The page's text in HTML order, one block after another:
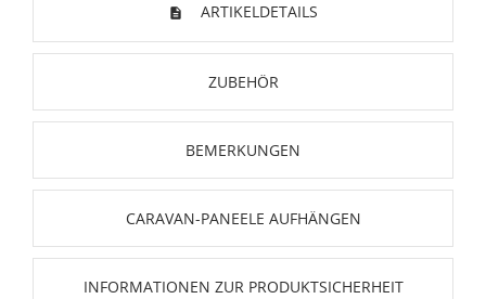
ARTIKELDETAILS
ZUBEHÖR
BEMERKUNGEN
CARAVAN-PANEELE AUFHÄNGEN
INFORMATIONEN ZUR PRODUKTSICHERHEIT